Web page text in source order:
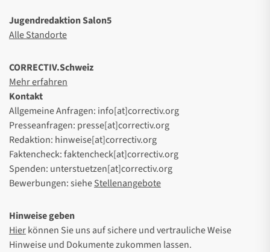
Jugendredaktion Salon5
Alle Standorte
CORRECTIV.Schweiz
Mehr erfahren
Kontakt
Allgemeine Anfragen: info[at]correctiv.org
Presseanfragen: presse[at]correctiv.org
Redaktion: hinweise[at]correctiv.org
Faktencheck: faktencheck[at]correctiv.org
Spenden: unterstuetzen[at]correctiv.org
Bewerbungen: sieheStellenangebote
Hinweise geben
Hierkönnen Sie uns auf sichere und vertrauliche Weise
Hinweise und Dokumente zukommen lassen.